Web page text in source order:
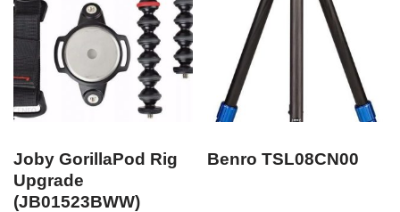
Joby GorillaPod Rig
Upgrade
(JB01523BWW)
Benro TSL08CN00